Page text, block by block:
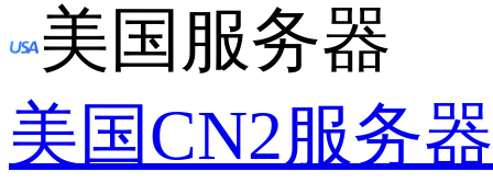
美国服务器
美国CN2服务器